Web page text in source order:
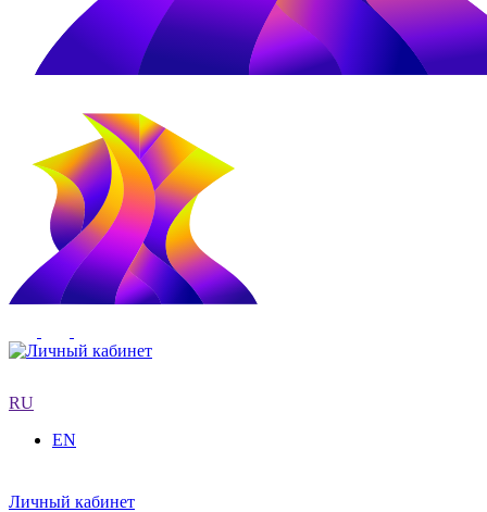
RU
EN
Личный кабинет